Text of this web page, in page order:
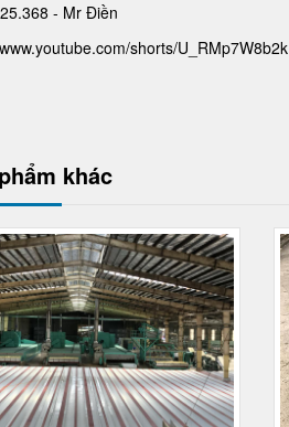
- Mr Điền
shorts/U_RMp7W8b2k
khác